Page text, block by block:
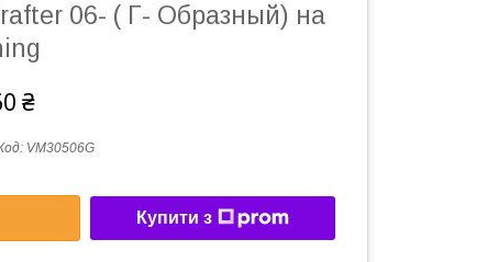
06- ( Г- Образный) на
₴
VM30506G
Купити з